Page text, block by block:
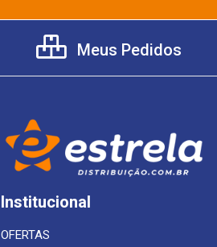
Meus Pedidos
Institucional
OFERTAS